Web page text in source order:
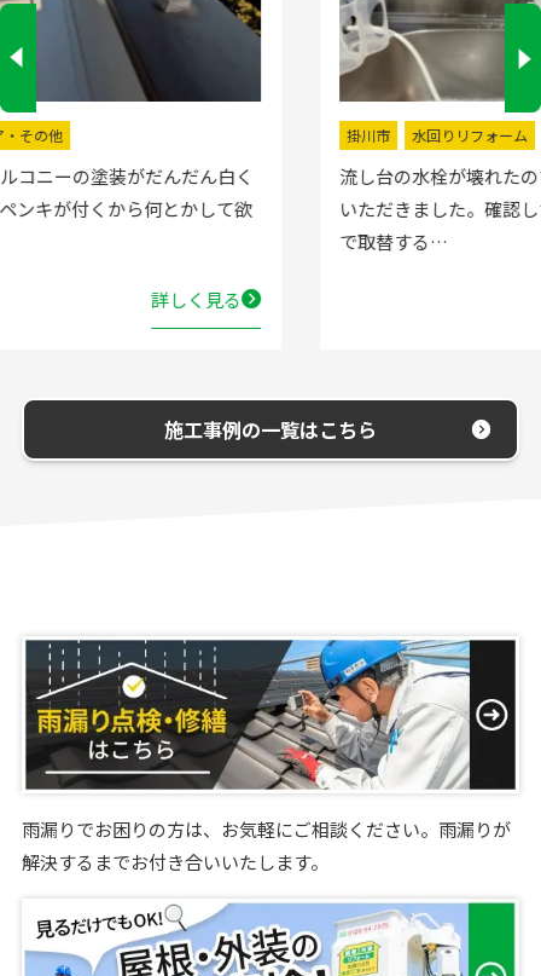
掛川市
流し台の水栓が壊れたので直してほしいと弊社にお電話
いただきました。確認した所、水栓の吐水が落ちたよう
施工事例の一覧はこちら
雨漏りでお困りの方は、お気軽にご相談ください。雨漏りが
解決するまでお付き合いいたします。